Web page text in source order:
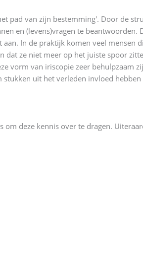
pad van zijn bestemming'. Door de
en (levens)vragen te beantwoorden.
In de praktijk komen veel mensen
ze niet meer op het juiste spoor
vorm van iriscopie zeer behulpzaam
uit het verleden invloed
om deze kennis over te dragen.